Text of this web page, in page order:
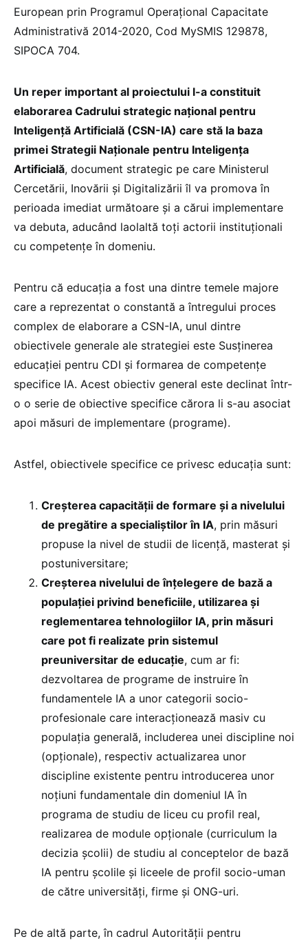
European prin Programul Operațional Capacitate
Administrativă 2014-2020, Cod MySMIS 129878,
SIPOCA 704.
Un reper important al proiectului l-a constituit
elaborarea Cadrului strategic național pentru
Inteligență Artificială (CSN-IA) care stă la baza
primei Strategii Naționale pentru Inteligența
Artificială, document strategic pe care Ministerul
Cercetării, Inovării și Digitalizării îl va promova în
perioada imediat următoare și a cărui implementare
va debuta, aducând laolaltă toți actorii instituționali
cu competențe în domeniu.
Pentru că educația a fost una dintre temele majore
care a reprezentat o constantă a întregului proces
complex de elaborare a CSN-IA, unul dintre
obiectivele generale ale strategiei este Susținerea
educației pentru CDI și formarea de competențe
specifice IA. Acest obiectiv general este declinat într-
o o serie de obiective specifice cărora li s-au asociat
apoi măsuri de implementare (programe).
Astfel, obiectivele specifice ce privesc educația sunt:
Creșterea capacității de formare și a nivelului
de pregătire a specialiștilor în IA, prin măsuri
propuse la nivel de studii de licență, masterat și
postuniversitare;
Creșterea nivelului de înțelegere de bază a
populației privind beneficiile, utilizarea și
reglementarea tehnologiilor IA, prin măsuri
care pot fi realizate prin sistemul
preuniversitar de educație, cum ar fi:
dezvoltarea de programe de instruire în
fundamentele IA a unor categorii socio-
profesionale care interacționează masiv cu
populația generală, includerea unei discipline noi
(opționale), respectiv actualizarea unor
discipline existente pentru introducerea unor
noțiuni fundamentale din domeniul IA în
programa de studiu de liceu cu profil real,
realizarea de module opționale (curriculum la
decizia școlii) de studiu al conceptelor de bază
IA pentru școlile și liceele de profil socio-uman
de către universități, firme și ONG-uri.
Pe de altă parte, în cadrul Autorității pentru